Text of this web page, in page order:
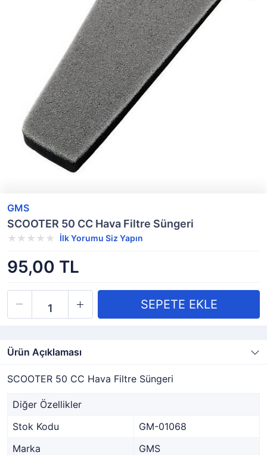
GMS
SCOOTER 50 CC Hava Filtre Süngeri
İlk Yorumu Siz Yapın
95,00 TL
Ürün Açıklaması
SCOOTER 50 CC Hava Filtre Süngeri
Diğer Özellikler
Stok Kodu
GM-01068
Marka
GMS